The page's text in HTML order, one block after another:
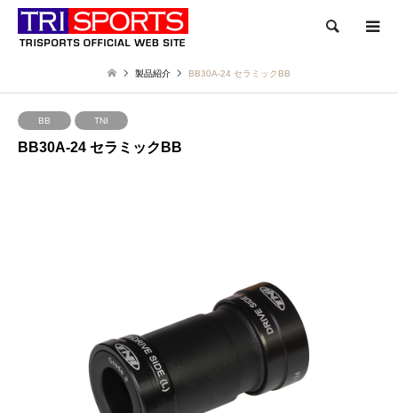
検索
製品紹介 BB30A-24 セラミックBB
BB TNI
BB30A-24 セラミックBB